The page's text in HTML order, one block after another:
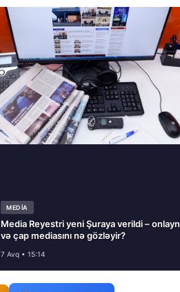
MEDİA
Media Reyestri yeni Şuraya verildi – onlayn
və çap mediasını nə gözləyir?
7 Avq • 15:14